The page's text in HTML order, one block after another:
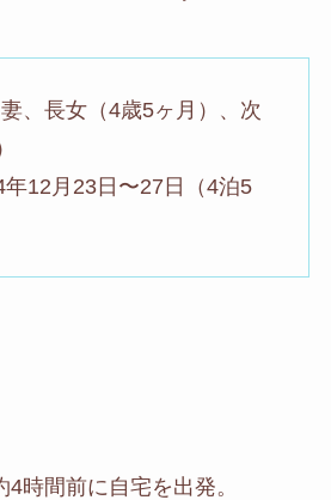
、長女（4歳5ヶ月）、次
12月23日〜27日（4泊5
時間前に自宅を出発。